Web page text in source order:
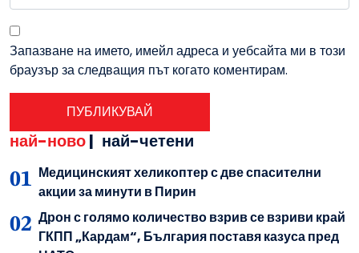
Запазване на името, имейл адреса и уебсайта ми в този
браузър за следващия път когато коментирам.
най-ново| най-четени
Медицинският хеликоптер с две спасителни
акции за минути в Пирин
Дрон с голямо количество взрив се взриви край
ГКПП „Кардам“, България поставя казуса пред